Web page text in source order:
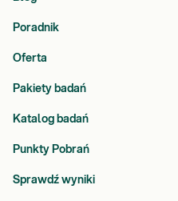
Poradnik
Oferta
Pakiety badań
Katalog badań
Punkty Pobrań
Sprawdź wyniki